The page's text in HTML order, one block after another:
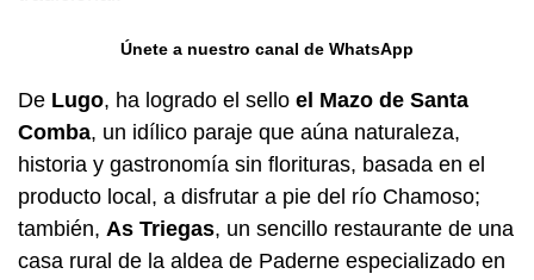
Únete a nuestro canal de WhatsApp
De Lugo, ha logrado el sello el Mazo de Santa
Comba, un idílico paraje que aúna naturaleza,
historia y gastronomía sin florituras, basada en el
producto local, a disfrutar a pie del río Chamoso;
también, As Triegas, un sencillo restaurante de una
casa rural de la aldea de Paderne especializado en